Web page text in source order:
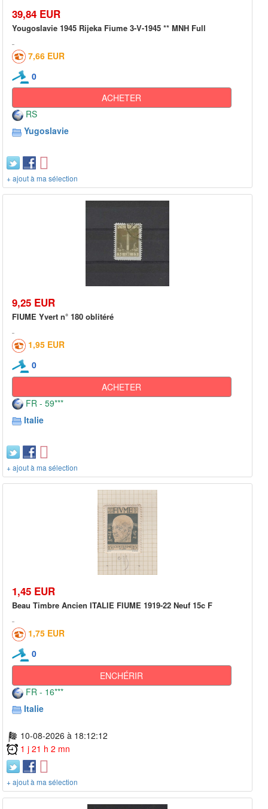
39,84 EUR
Yougoslavie 1945 Rijeka Fiume 3-V-1945 ** MNH Full
7,66 EUR
0
ACHETER
RS
Yugoslavie
+ ajout à ma sélection
9,25 EUR
FIUME Yvert n° 180 oblitéré
1,95 EUR
0
ACHETER
FR - 59***
Italie
+ ajout à ma sélection
1,45 EUR
Beau Timbre Ancien ITALIE FIUME 1919-22 Neuf 15c F
1,75 EUR
0
ENCHÉRIR
FR - 16***
Italie
10-08-2026 à 18:12:12
1 j 21 h 2 mn
+ ajout à ma sélection